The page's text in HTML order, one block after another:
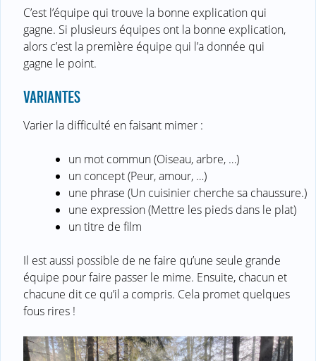
C’est l’équipe qui trouve la bonne explication qui
gagne. Si plusieurs équipes ont la bonne explication,
alors c’est la première équipe qui l’a donnée qui
gagne le point.
VARIANTES
Varier la difficulté en faisant mimer :
un mot commun (Oiseau, arbre, …)
un concept (Peur, amour, …)
une phrase (Un cuisinier cherche sa chaussure.)
une expression (Mettre les pieds dans le plat)
un titre de film
Il est aussi possible de ne faire qu’une seule grande
équipe pour faire passer le mime. Ensuite, chacun et
chacune dit ce qu’il a compris. Cela promet quelques
fous rires !